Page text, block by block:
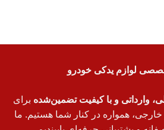
لوازم یدکی خودرو
وارداتی و با کیفیت تضمین‌شده برای
خارجی، همواره در کنار شما هستیم. ما